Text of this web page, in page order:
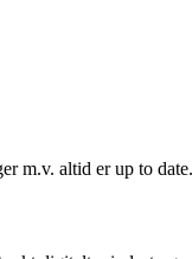
m.v. altid er up to date.